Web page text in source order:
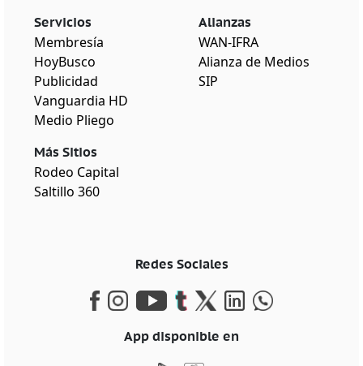
Servicios
Membresía
HoyBusco
Publicidad
Vanguardia HD
Medio Pliego
Más Sitios
Rodeo Capital
Saltillo 360
Alianzas
WAN-IFRA
Alianza de Medios
SIP
Redes Sociales
App disponible en